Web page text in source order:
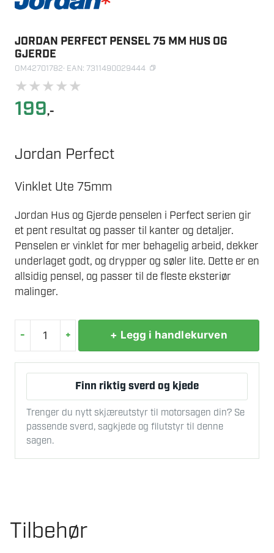
JORDAN PERFECT PENSEL 75 MM HUS OG
GJERDE
OM42701782· EAN: 7311490029444
★★★★★
199,-
Jordan Perfect
Vinklet Ute 75mm
Jordan Hus og Gjerde penselen i Perfect serien gir
et pent resultat og passer til kanter og detaljer.
Penselen er vinklet for mer behagelig arbeid, dekker
underlaget godt, og drypper og søler lite. Dette er en
allsidig pensel, og passer til de fleste eksteriør
malinger.
-
JORDAN
PENSEL
75
MM
HUS
OG
+ + Legg i handlekurven
Finn riktig sverd og kjede
Trenger du nytt skjæreutstyr til motorsagen din? Se
passende sverd, sagkjede og filutstyr til denne
sagen.
Tilbehør